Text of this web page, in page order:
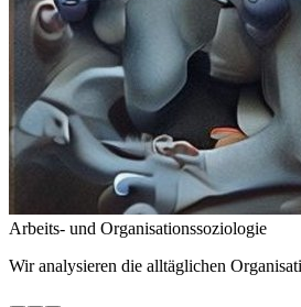
Arbeits- und Organisationssoziologie
Wir analysieren die alltäglichen